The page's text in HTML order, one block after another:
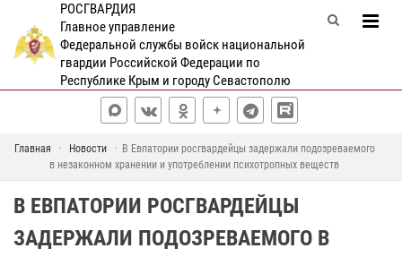
РОСГВАРДИЯ
Главное управление
Федеральной службы войск национальной
гвардии Российской Федерации по
Республике Крым и городу Севастополю
Главная Новости
В Евпатории росгвардейцы задержали подозреваемого
в незаконном хранении и употреблении психотропных веществ
В ЕВПАТОРИИ РОСГВАРДЕЙЦЫ
ЗАДЕРЖАЛИ ПОДОЗРЕВАЕМОГО В